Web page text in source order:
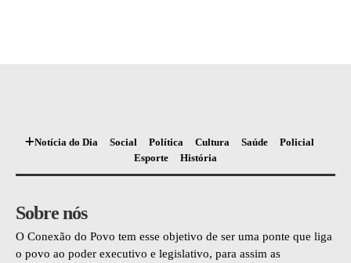
Notícia do Dia Social Política Cultura Saúde
Policial
Esporte
História
Sobre nós
O Conexão do Povo tem esse objetivo de ser uma ponte que liga
o povo ao poder executivo e legislativo, para assim as